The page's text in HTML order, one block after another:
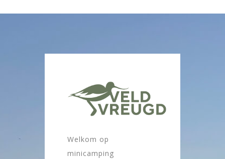
Welkom op
minicamping